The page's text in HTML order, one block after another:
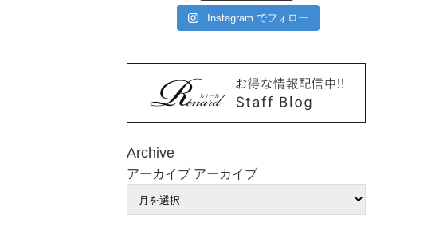
Instagram でフォロー
Archive
アーカイブ アーカイブ